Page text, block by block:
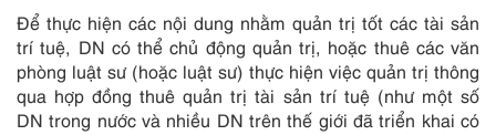
Để thực hiện các nội dung nhằm quản trị tốt các tài sản
trí tuệ, DN có thể chủ động quản trị, hoặc thuê các văn
phòng luật sư (hoặc luật sư) thực hiện việc quản trị thông
qua hợp đồng thuê quản trị tài sản trí tuệ (như một số
DN trong nước và nhiều DN trên thế giới đã triển khai có